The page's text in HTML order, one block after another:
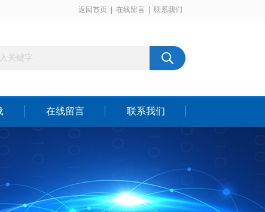
返回首页 在线留言 联系我们
在线留言 联系我们